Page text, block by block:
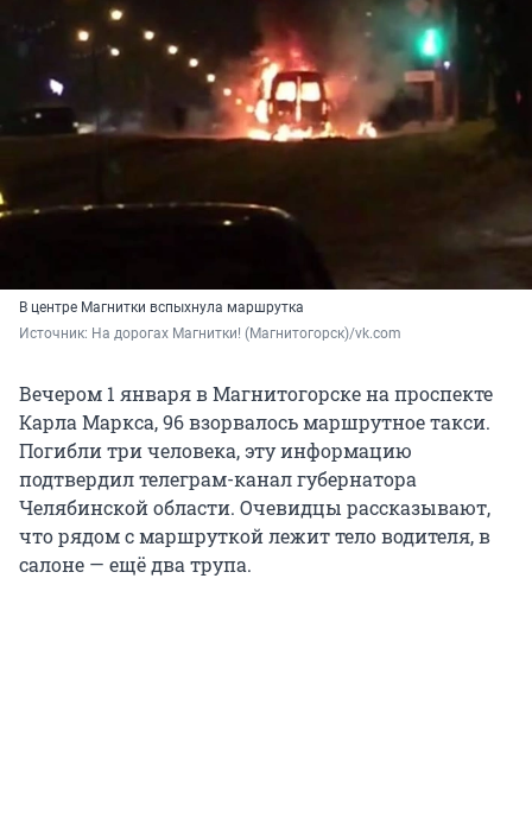
В центре Магнитки вспыхнула маршрутка
Источник: На дорогах Магнитки! (Магнитогорск)/vk.com
Вечером 1 января в Магнитогорске на проспекте
Карла Маркса, 96 взорвалось маршрутное такси.
Погибли три человека, эту информацию
подтвердил телеграм-канал губернатора
Челябинской области. Очевидцы рассказывают,
что рядом с маршруткой лежит тело водителя, в
салоне — ещё два трупа.